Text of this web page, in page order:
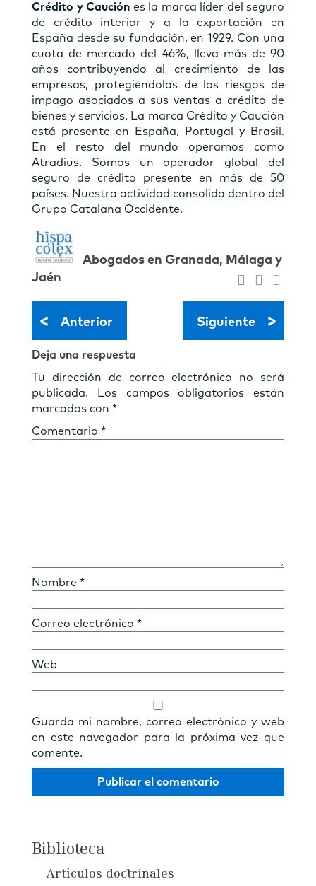
Crédito y Caución es la marca líder del seguro
de crédito interior y a la exportación en
España desde su fundación, en 1929. Con una
cuota de mercado del 46%, lleva más de 90
años contribuyendo al crecimiento de las
empresas, protegiéndolas de los riesgos de
impago asociados a sus ventas a crédito de
bienes y servicios. La marca Crédito y Caución
está presente en España, Portugal y Brasil.
En el resto del mundo operamos como
Atradius. Somos un operador global del
seguro de crédito presente en más de 50
países. Nuestra actividad consolida dentro del
Grupo Catalana Occidente.
Abogados en Granada, Málaga y
Jaén
< Anterior Siguiente >
Deja una respuesta
Tu dirección de correo electrónico no será
publicada.
Los campos obligatorios están
marcados con *
Comentario *
Nombre *
Correo electrónico *
Web
Guarda mi nombre, correo electrónico y web
en este navegador para la próxima vez que
comente.
Biblioteca
Artículos doctrinales